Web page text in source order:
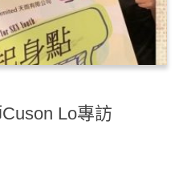
Lo專訪